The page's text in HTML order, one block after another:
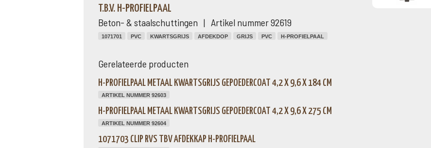
T.B.V. H-PROFIELPAAL
Beton- & staalschuttingen | Artikel nummer 92619
1071701 PVC KWARTSGRIJS AFDEKDOP GRIJS PVC H-PROFIELPAAL
Gerelateerde producten
H-PROFIELPAAL METAAL KWARTSGRIJS GEPOEDERCOAT 4,2 X 9,6 X 184 CM
ARTIKEL NUMMER 92603
H-PROFIELPAAL METAAL KWARTSGRIJS GEPOEDERCOAT 4,2 X 9,6 X 275 CM
ARTIKEL NUMMER 92604
1071703 CLIP RVS TBV AFDEKKAP H-PROFIELPAAL